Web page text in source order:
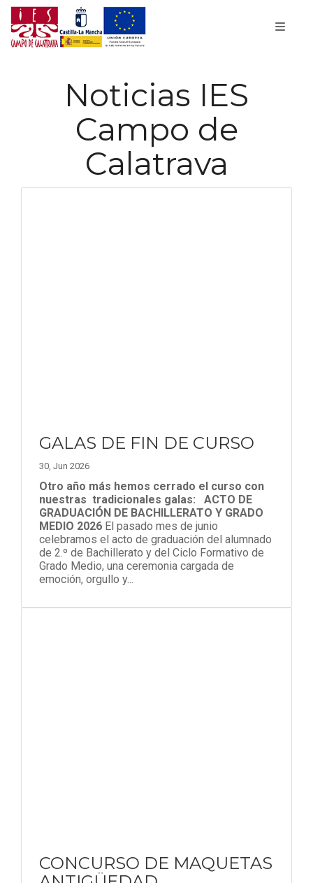
Noticias IES
Campo de
Calatrava
GALAS DE FIN DE CURSO
30, Jun 2026
Otro año más hemos cerrado el curso con
nuestras tradicionales galas:
ACTO DE
GRADUACIÓN DE BACHILLERATO Y GRADO
MEDIO 2026 El pasado mes de junio
celebramos el acto de graduación del alumnado
de 2.º de Bachillerato y del Ciclo Formativo de
Grado Medio, una ceremonia cargada de
emoción, orgullo y...
CONCURSO DE MAQUETAS